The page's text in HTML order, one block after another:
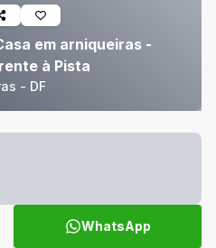
em arniqueiras -
à Pista
- DF
WhatsApp